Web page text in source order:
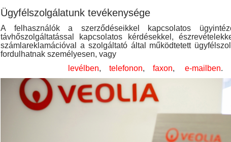
Ügyfélszolgálatunk tevékenysége
A felhasználók a szerződéseikkel kapcsolatos
távhőszolgáltatással kapcsolatos kérdésekkel,
számlareklamációval a szolgáltató által működtetett
fordulhatnak személyesen, vagy
levélben, telefonon, faxon, e-mailben.